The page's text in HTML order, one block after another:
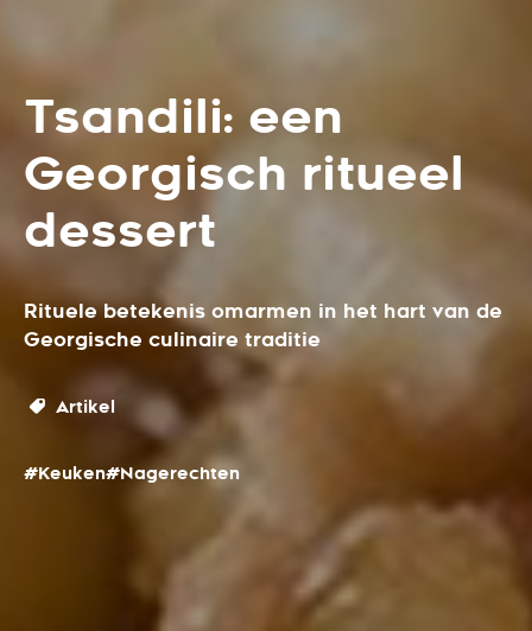
Tsandili: een
Georgisch ritueel
dessert
Rituele betekenis omarmen in het hart van de
Georgische culinaire traditie
Artikel
#Keuken#Nagerechten